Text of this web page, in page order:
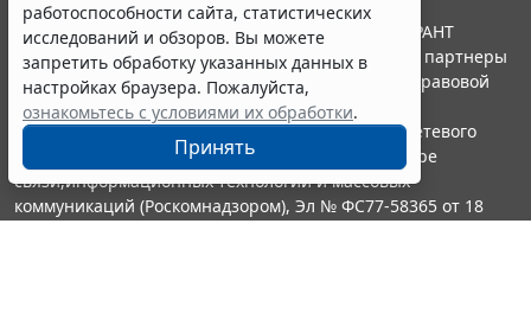
работоспособности сайта, статистических
исследований и обзоров. Вы можете
запретить обработку указанных данных в
настройках браузера. Пожалуйста,
ознакомьтесь с условиями их обработки.
Принять
© ООО "НПП "ГАРАНТ-СЕРВИС", 2026. Система ГАРАНТ
выпускается с 1990 года. Компания "Гарант" и ее партнеры
являются участниками Российской ассоциации правовой
информации ГАРАНТ.
Портал ГАРАНТ.РУ зарегистрирован в качестве сетевого
издания Федеральной службой по надзору в сфере
связи,информационных технологий и массовых
коммуникаций (Роскомнадзором), Эл № ФС77-58365 от 18